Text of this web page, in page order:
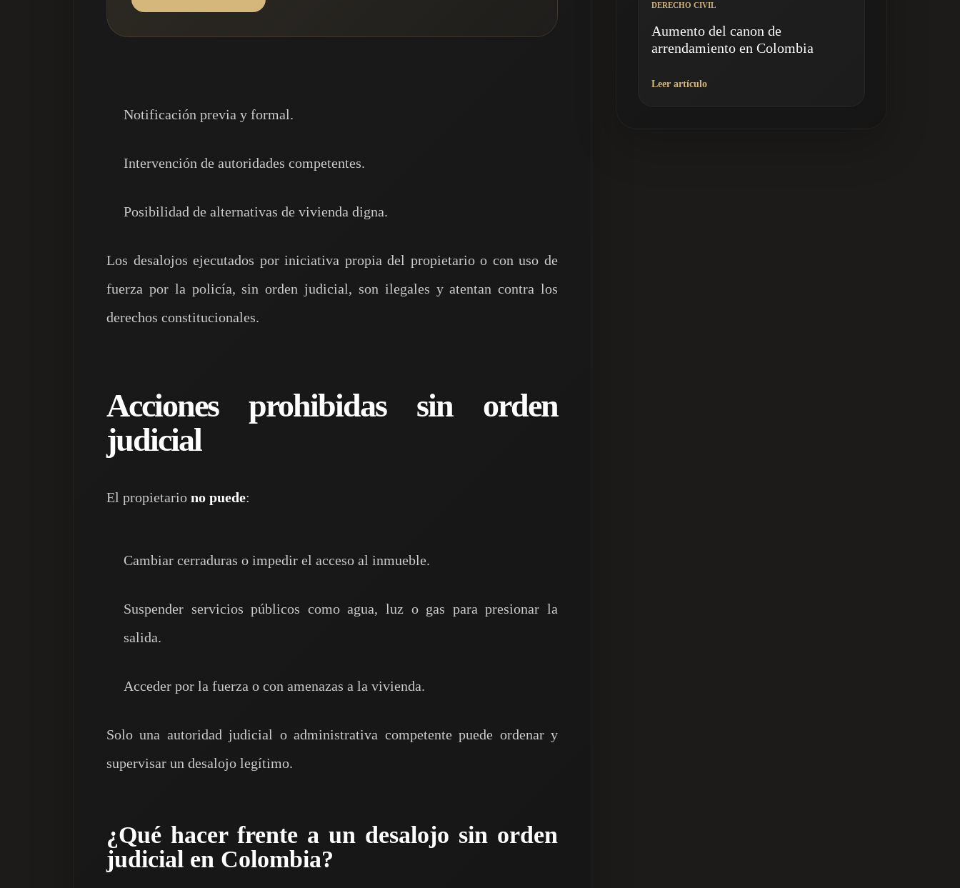
Notificación previa y formal.
Intervención de autoridades competentes.
Posibilidad de alternativas de vivienda digna.
Los desalojos ejecutados por iniciativa propia del propietario o con uso de
fuerza por la policía, sin orden judicial, son ilegales y atentan contra los
derechos constitucionales.
Acciones prohibidas sin orden
judicial
El propietario no puede:
Cambiar cerraduras o impedir el acceso al inmueble.
Suspender servicios públicos como agua, luz o gas para presionar la
salida.
Acceder por la fuerza o con amenazas a la vivienda.
Solo una autoridad judicial o administrativa competente puede ordenar y
supervisar un desalojo legítimo.
¿Qué hacer frente a un desalojo sin orden
judicial en Colombia?
DERECHO CIVIL
Aumento del canon de
arrendamiento en Colombia
Leer artículo